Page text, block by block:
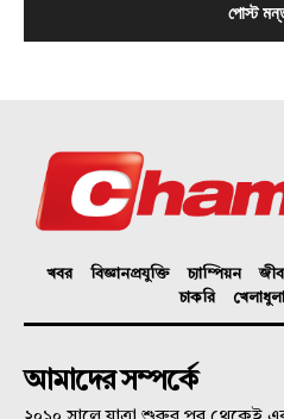
খবর বিজ্ঞানপ্রযুক্তি চ্যাম্পিয়ন
চাকরি
খেলাধুলা
আমাদের সম্পর্কে